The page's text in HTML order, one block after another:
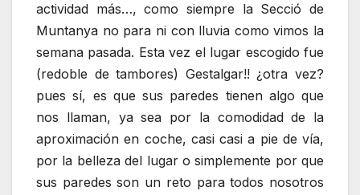
actividad más…, como siempre la Secció de
Muntanya no para ni con lluvia como vimos la
semana pasada. Esta vez el lugar escogido fue
(redoble de tambores) Gestalgar!! ¿otra vez?
pues sí, es que sus paredes tienen algo que
nos llaman, ya sea por la comodidad de la
aproximación en coche, casi casi a pie de vía,
por la belleza del lugar o simplemente por que
sus paredes son un reto para todos nosotros